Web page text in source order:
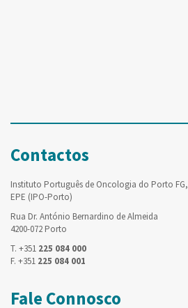
Contactos
Instituto Português de Oncologia do Porto FG,
EPE (IPO-Porto)
Rua Dr. António Bernardino de Almeida
4200-072 Porto
T. +351 225 084 000
F. +351 225 084 001
Fale Connosco